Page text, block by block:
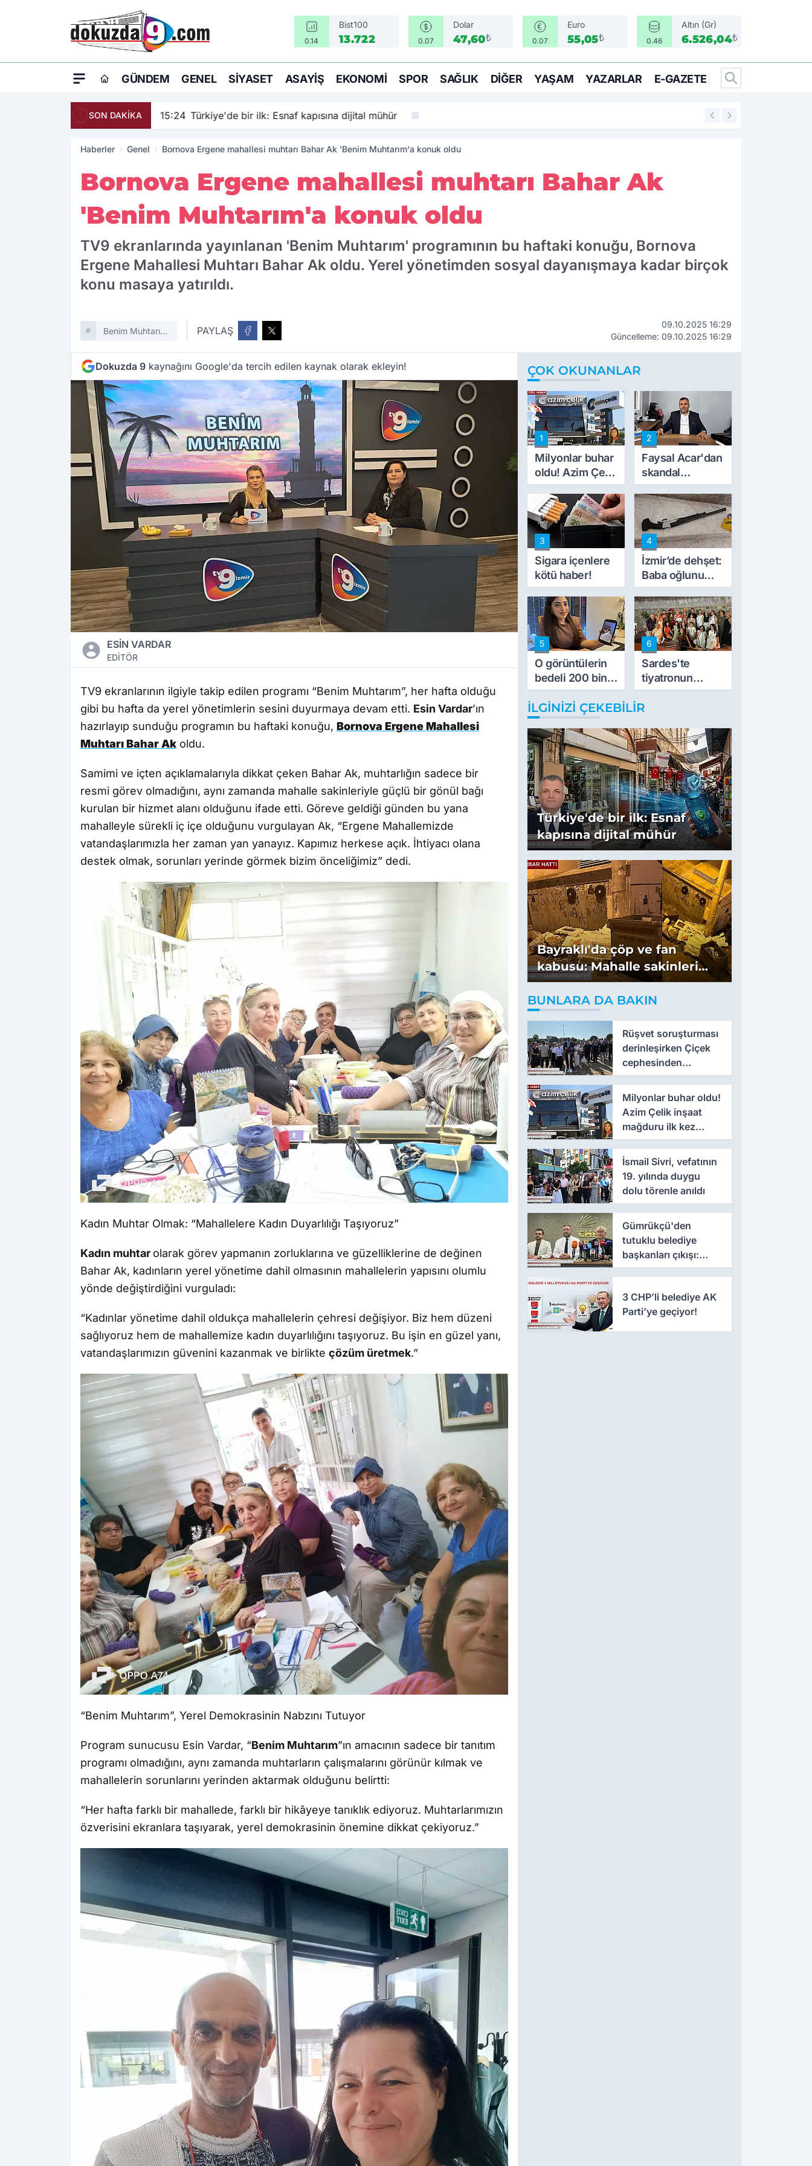
0.14
Bist100
13.722 0.07
Dolar
47,60₺ 0.07
Euro
55,05₺ 0.46
Altın (Gr)
6.526,04₺
GÜNDEM GENEL SIYASET ASAYIŞ EKONOMI SPOR SAĞLIK DIĞER YAŞAM YAZARLAR E-GAZETE
SON DAKİKA 15:24 Türkiye'de bir ilk: Esnaf kapısına dijital mühür 15:07
Haberler Genel Bornova Ergene mahallesi muhtarı Bahar Ak 'Benim Muhtarım'a konuk oldu
Bornova Ergene mahallesi muhtarı Bahar Ak
'Benim Muhtarım'a konuk oldu
TV9 ekranlarında yayınlanan 'Benim Muhtarım' programının bu haftaki konuğu, Bornova
Ergene Mahallesi Muhtarı Bahar Ak oldu. Yerel yönetimden sosyal dayanışmaya kadar birçok
konu masaya yatırıldı.
Benim Muhtarım
PAYLAŞ
09.10.2025 16:29
Güncelleme: 09.10.2025 16:29
Dokuzda 9 kaynağını Google'da tercih edilen kaynak olarak ekleyin!
ESİN VARDAR
EDİTÖR
TV9 ekranlarının ilgiyle takip edilen programı “Benim Muhtarım”, her hafta olduğu
gibi bu hafta da yerel yönetimlerin sesini duyurmaya devam etti. Esin Vardar’ın
hazırlayıp sunduğu programın bu haftaki konuğu, Bornova Ergene Mahallesi
Muhtarı Bahar Ak oldu.
Samimi ve içten açıklamalarıyla dikkat çeken Bahar Ak, muhtarlığın sadece bir
resmi görev olmadığını, aynı zamanda mahalle sakinleriyle güçlü bir gönül bağı
kurulan bir hizmet alanı olduğunu ifade etti. Göreve geldiği günden bu yana
mahalleyle sürekli iç içe olduğunu vurgulayan Ak, “Ergene Mahallemizde
vatandaşlarımızla her zaman yan yanayız. Kapımız herkese açık. İhtiyacı olana
destek olmak, sorunları yerinde görmek bizim önceliğimiz” dedi.
Kadın Muhtar Olmak: “Mahallelere Kadın Duyarlılığı Taşıyoruz”
Kadın muhtar olarak görev yapmanın zorluklarına ve güzelliklerine de değinen
Bahar Ak, kadınların yerel yönetime dahil olmasının mahallelerin yapısını olumlu
yönde değiştirdiğini vurguladı:
“Kadınlar yönetime dahil oldukça mahallelerin çehresi değişiyor. Biz hem düzeni
sağlıyoruz hem de mahallemize kadın duyarlılığını taşıyoruz. Bu işin en güzel yanı,
vatandaşlarımızın güvenini kazanmak ve birlikte çözüm üretmek.”
“Benim Muhtarım”, Yerel Demokrasinin Nabzını Tutuyor
Program sunucusu Esin Vardar, “Benim Muhtarım”ın amacının sadece bir tanıtım
programı olmadığını, aynı zamanda muhtarların çalışmalarını görünür kılmak ve
mahallelerin sorunlarını yerinden aktarmak olduğunu belirtti:
“Her hafta farklı bir mahallede, farklı bir hikâyeye tanıklık ediyoruz. Muhtarlarımızın
özverisini ekranlara taşıyarak, yerel demokrasinin önemine dikkat çekiyoruz.”
ÇOK OKUNANLAR
1
Milyonlar buhar
oldu! Azim Çelik
inşaat mağduru
ilk kez konuştu
2
Faysal Acar'dan
skandal
açıklamalar:
'Haluk Levent
peynircilerimizi
de kıskaca aldı,
müdahale ettik'
3
Sigara içenlere
kötü haber!
4
İzmir’de dehşet:
Baba oğlunu
vurdu
5
O görüntülerin
bedeli 200 bin
TL
6
Sardes'te
tiyatronun
imece ruhu
binlerce yıllık
İLGINIZI ÇEKEBILIR
Türkiye'de bir ilk: Esnaf
kapısına dijital mühür
Bayraklı'da çöp ve fan
kabusu: Mahalle sakinleri
isyan etti
BUNLARA DA BAKIN
Rüşvet soruşturması
derinleşirken Çiçek
cephesinden
'montaj' savunması
Milyonlar buhar oldu!
Azim Çelik inşaat
mağduru ilk kez
konuştu
İsmail Sivri, vefatının
19. yılında duygu
dolu törenle anıldı
Gümrükçü'den
tutuklu belediye
başkanları çıkışı:
'Yıllarca iddianame
3 CHP’li belediye AK
Parti’ye geçiyor!